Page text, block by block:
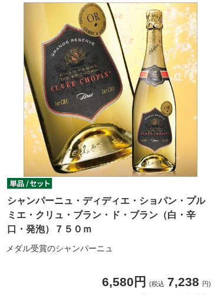
シャンパーニュ・ディディエ・ショパン・プル
ミエ・クリュ・ブラン・ド・ブラン（白・辛
口・発泡）７５０ｍ
メダル受賞のシャンパーニュ
6,580円 (税込 7,238 円)